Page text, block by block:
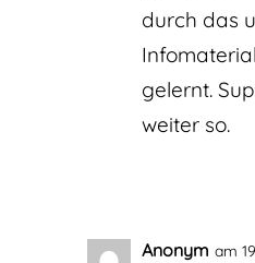
durch das
gelernt.
weiter so.
Anonym am